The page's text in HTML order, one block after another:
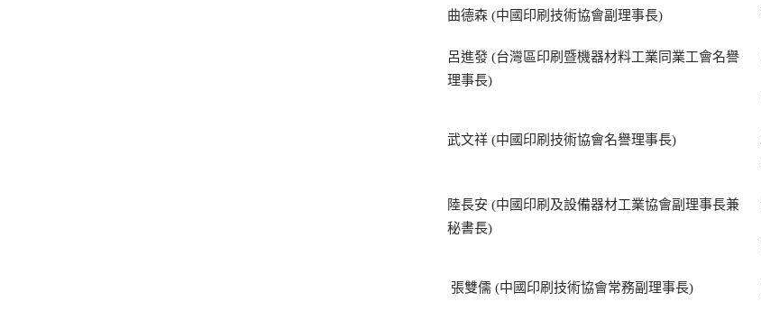
曲德森 (中國印刷技術協會副理事長)
呂進發 (台灣區印刷暨機器材料工業同業工會名譽
理事長)
武文祥 (中國印刷技術協會名譽理事長)
陸長安 (中國印刷及設備器材工業協會副理事長兼
秘書長)
張雙儒 (中國印刷技術協會常務副理事長)